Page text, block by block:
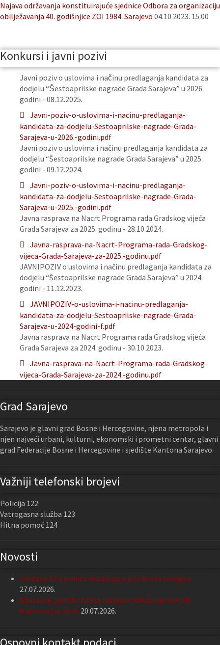
Najava održavanja konstituirajuće sjednice Odbora za organizaciju
obilježavanja 40. godišnjice ZOI 1984. Sarajevo 04.10.2023. 15:00
Konkursi i javni pozivi
Javni poziv o uslovima i načinu predlaganja kandidata za
dodjelu “Šestoaprilske nagrade Grada Sarajeva” u 2026.
godini - 08.12.2025.
Javni-poziv-o-uslovima-i-nacinu-predlaganja-
kandidata-za-dodjelu-Sestoaprilske-nagrade-Grada-
Sarajeva-u-2026.-godini.pdf
Javni poziv o uslovima i načinu predlaganja kandidata za
dodjelu “Šestoaprilske nagrade Grada Sarajeva” u 2025.
godini - 09.12.2024.
Javni-poziv-o-uslovima-i-nacinu-predlaganja-
kandidata-za-dodjelu-Sestoaprilske-nagrade-Grada-
Sarajeva-u-2025.-godini.pdf
Javna rasprava na Nacrt Programa rada Gradskog vijeća
Grada Sarajeva za 2025. godinu - 28.10.2024.
Javna-rasprava-na-Nacrt-Programa-rada-Gradskog-
vijeca-Grada-Sarajeva-za-2025.-godinu.pdf
JAVNIPOZIV o uslovima i načinu predlaganja kandidata za
dodjelu “Šestoaprilske nagrade Grada Sarajeva” u 2024.
godini - 11.12.2023.
JAVNIPOZIV-o-uslovima-i-nacinu-predlaganja-
kandidata-za-dodjelu-Sestoaprilske-nagrade-Grada-
Sarajeva-u-2024-godini-f.pdf
Javna rasprava na Nacrt Programa rada Gradskog vijeća
Grada Sarajeva za 2024. godinu - 30.10.2023.
Javna-rasprava-na-Nacrt-Programa-rada-Gradskog-
vijeca-Grada-Sarajeva-za-2024.-godinu.pdf
Grad Sarajevo
Sarajevo je glavni grad Bosne i Hercegovine, njena metropola i
njen najveći urbani, kulturni, ekonomski i prometni centar, glavni
grad Federacije Bosne i Hercegovine i sjedište Kantona Sarajevo.
Važniji telefonski brojevi
Policija 122
Vatrogasna služba 123
Hitna pomoć 124
Novosti
Održana 13. sjednica Gradskog vijeća Grada Sarajeva
27.07.2026.
Nastavak podrške Grada Sarajeva Udruženju slijepih
Kantona Sarajevo 20.07.2026.